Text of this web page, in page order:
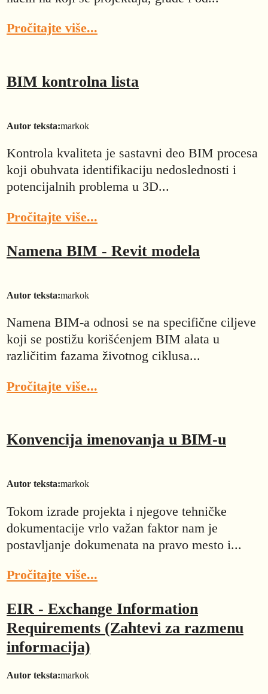
Pročitajte više...
BIM kontrolna lista
Autor teksta:markok
Kontrola kvaliteta je sastavni deo BIM procesa
koji obuhvata identifikaciju nedoslednosti i
potencijalnih problema u 3D...
Pročitajte više...
Namena BIM - Revit modela
Autor teksta:markok
Namena BIM-a odnosi se na specifične ciljeve
koji se postižu korišćenjem BIM alata u
različitim fazama životnog ciklusa...
Pročitajte više...
Konvencija imenovanja u BIM-u
Autor teksta:markok
Tokom izrade projekta i njegove tehničke
dokumentacije vrlo važan faktor nam je
postavljanje dokumenata na pravo mesto i...
Pročitajte više...
EIR - Exchange Information
Requirements (Zahtevi za razmenu
informacija)
Autor teksta:markok